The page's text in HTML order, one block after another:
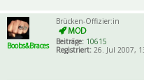
Boobs&Braces
Brücken-Offizier:in
Beiträge: 10615
Registriert: 26. Jul 2007,